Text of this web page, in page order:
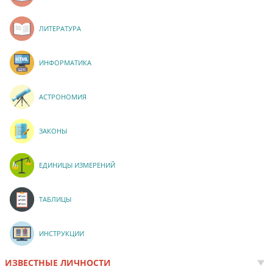
ЛИТЕРАТУРА
ИНФОРМАТИКА
АСТРОНОМИЯ
ЗАКОНЫ
ЕДИНИЦЫ ИЗМЕРЕНИЙ
ТАБЛИЦЫ
ИНСТРУКЦИИ
ИЗВЕСТНЫЕ ЛИЧНОСТИ